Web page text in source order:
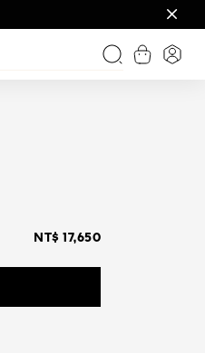
搜尋查看購物
登入
NT$ 17,650